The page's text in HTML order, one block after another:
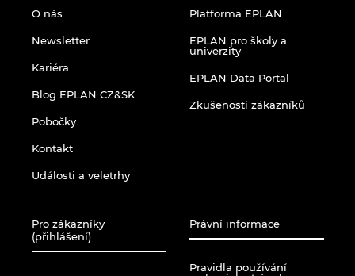
O nás
Newsletter
Kariéra
Blog EPLAN CZ&SK
Pobočky
Kontakt
Události a veletrhy
Platforma EPLAN
EPLAN pro školy a
univerzity
EPLAN Data Portal
Zkušenosti zákazníků
Pro zákazníky
(přihlášení)
Právní informace
Pravidla používání
Peru
Polsko
Portugalsko
Rakousko
Řecko